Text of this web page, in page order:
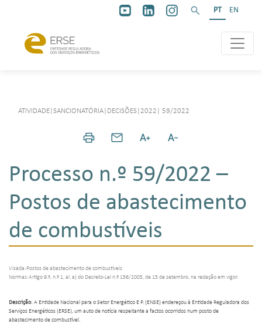
PT EN
ATIVIDADE SANCIONATÓRIA DECISÕES 2022 59/2022
Processo n.º 59/2022 –
Postos de abastecimento
de combustíveis
Visada:Postos de abastecimento de combustíveis
Normas:Artigo 9.º, n.º 1, al. a) do Decreto-Lei n.º 156/2005, de 15 de setembro, na redação em vigor.
Descrição: A Entidade Nacional para o Setor Energético E P. (ENSE) endereçou à Entidade Reguladora dos
Serviços Energéticos (ERSE), um auto de notícia respeitante a factos ocorridos num posto de
abastecimento de combustível.